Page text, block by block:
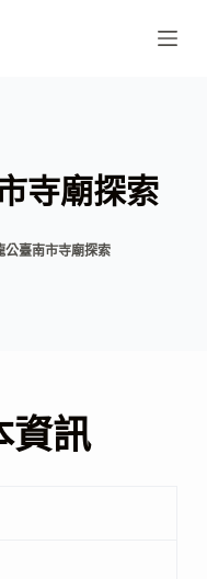
寺廟探索
公臺南市寺廟探索
資訊